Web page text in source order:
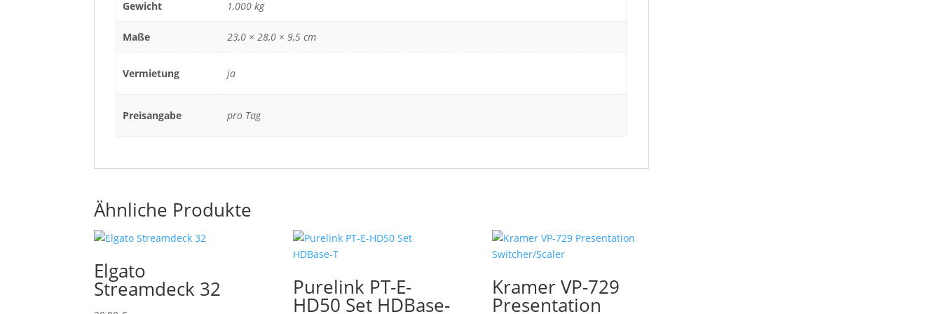
Gewicht 1,000 kg
Maße 23,0 × 28,0 × 9,5 cm
Vermietung ja
Preisangabe pro Tag
Ähnliche Produkte
Elgato
Streamdeck 32 Purelink PT-E-
HD50 Set HDBase-
Kramer VP-729
Presentation